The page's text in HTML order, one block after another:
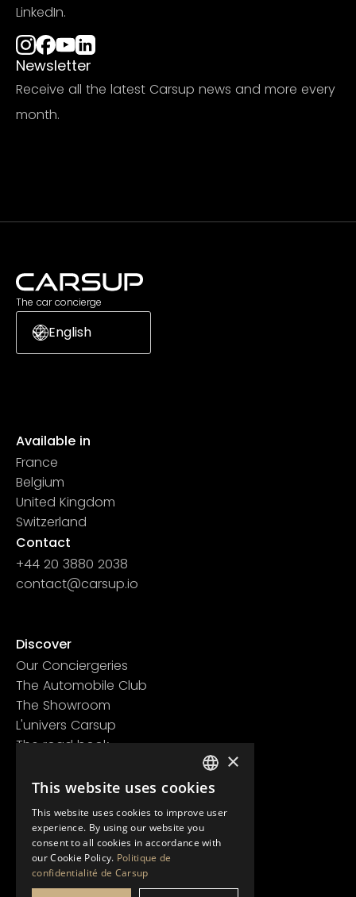
LinkedIn.
Newsletter
Receive all the latest Carsup news and more every
month.
The car concierge
English
Available in
France
Belgium
United Kingdom
Switzerland
Contact
+44 20 3880 2038
contact@carsup.io
Discover
Our Conciergeries
The Automobile Club
The Showroom
L'univers Carsup
The road book
Legal information
Confidentiality policy
General conditions of use
FRENCH
ENGLISH
×
This website uses cookies
This website uses cookies to improve user
experience. By using our website you
consent to all cookies in accordance with
our Cookie Policy. Politique de
confidentialité de Carsup